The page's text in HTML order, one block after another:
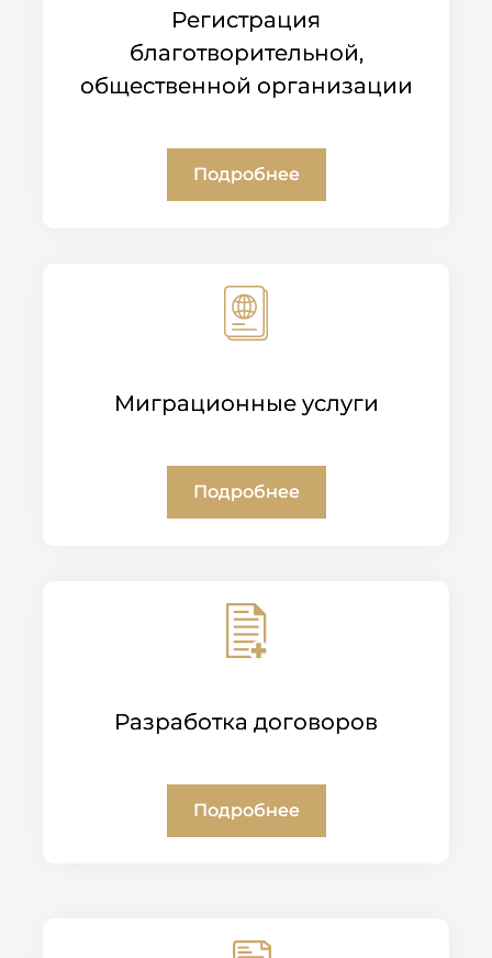
Регистрация
благотворительной,
общественной организации
Подробнее
Миграционные услуги
Подробнее
Разработка договоров
Подробнее